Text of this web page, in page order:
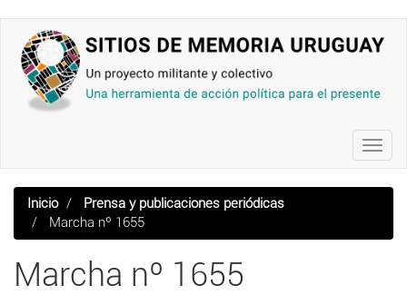
contenido
principal
Inicio
Prensa y publicaciones periódicas
Marcha nº 1655
Marcha nº 1655